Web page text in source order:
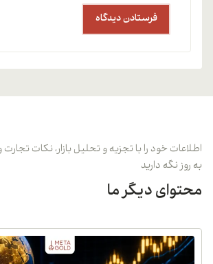
اطلاعات خود را با تجزیه و تحلیل بازار، نکات
به روز نگه دارید
محتوای دیگر ما